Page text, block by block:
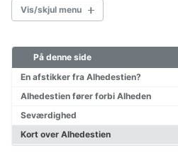
Vis/skjul menu
Cykelkort Danmark
Børn på cykeltur
Planlægning af cykelturen
Valg af cykel
På denne side
En afstikker fra Alhedestien?
Alhedestien fører forbi Alheden
Seværdighed
Kort over Alhedestien